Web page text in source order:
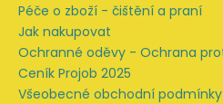
Péče o zboží - čištění a praní
Jak nakupovat
Ochranné oděvy - Ochrana
Ceník Projob 2025
Všeobecné obchodní podmínky